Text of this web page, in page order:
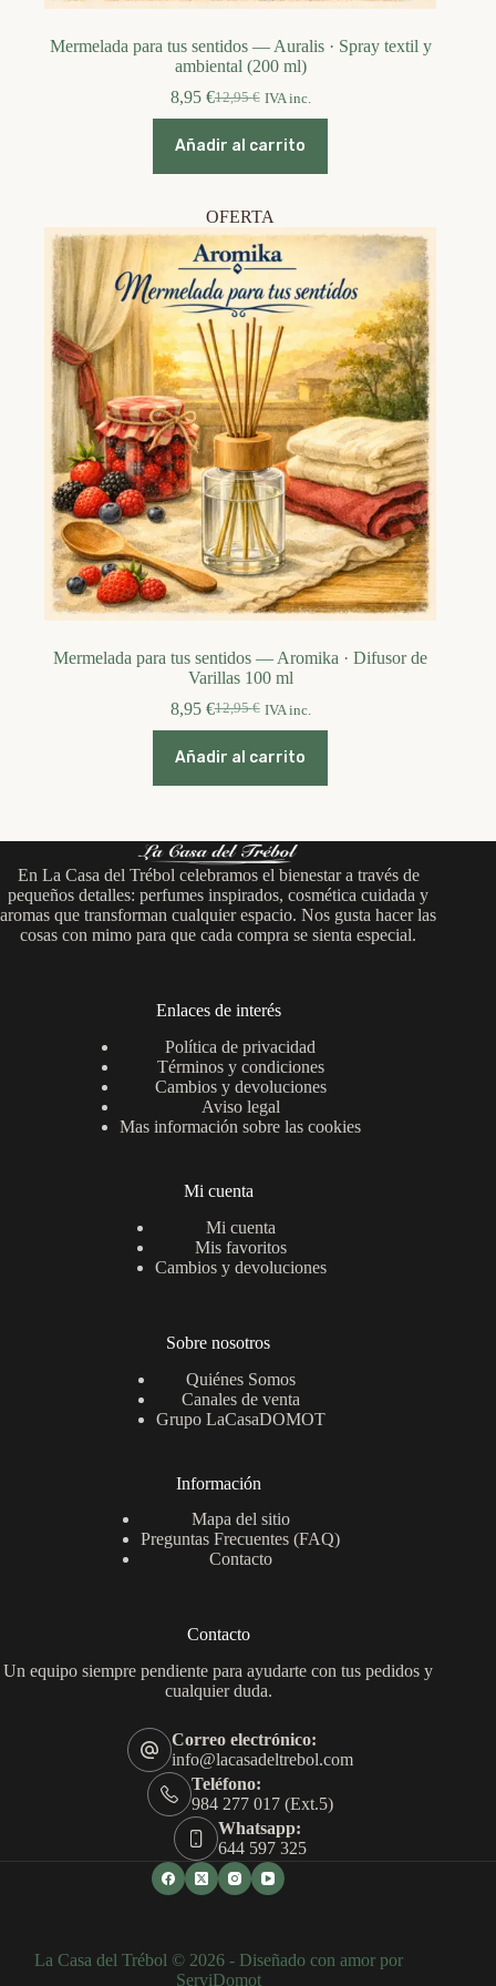
Mermelada para tus sentidos — Auralis · Spray textil y
ambiental (200 ml)
12,95€
El
original
8,95 €El
actual
IVA inc.
Añadir al carrito
OFERTA
Mermelada para tus sentidos — Aromika · Difusor de
Varillas 100 ml
12,95€
El
precio
original
8,95 €El
precio
actual
IVA inc.
Añadir al carrito
En La Casa del Trébol celebramos el bienestar a través de
pequeños detalles: perfumes inspirados, cosmética cuidada y
aromas que transforman cualquier espacio. Nos gusta hacer las
cosas con mimo para que cada compra se sienta especial.
Enlaces de interés
Política de privacidad
Términos y condiciones
Cambios y devoluciones
Aviso legal
Mas información sobre las cookies
Mi cuenta
Mi cuenta
Mis favoritos
Cambios y devoluciones
Sobre nosotros
Quiénes Somos
Canales de venta
Grupo LaCasaDOMOT
Información
Mapa del sitio
Preguntas Frecuentes (FAQ)
Contacto
Contacto
Un equipo siempre pendiente para ayudarte con tus pedidos y
cualquier duda.
Correo electrónico:
info@lacasadeltrebol.com
Teléfono:
984 277 017 (Ext.5)
Whatsapp:
644 597 325
La Casa del Trébol © 2026 - Diseñado con amor por
ServiDomot